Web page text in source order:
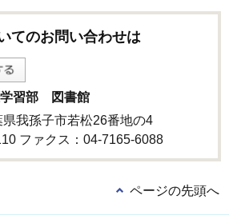
てのお問い合わせは
習部 図書館
我孫子市若松26番地の4
ファクス：04-7165-6088
ページの先頭へ